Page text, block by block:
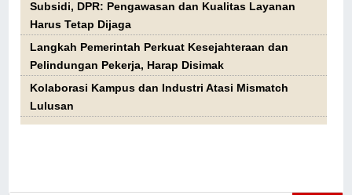
Subsidi, DPR: Pengawasan dan Kualitas Layanan
Harus Tetap Dijaga
Langkah Pemerintah Perkuat Kesejahteraan dan
Pelindungan Pekerja, Harap Disimak
Kolaborasi Kampus dan Industri Atasi Mismatch
Lulusan